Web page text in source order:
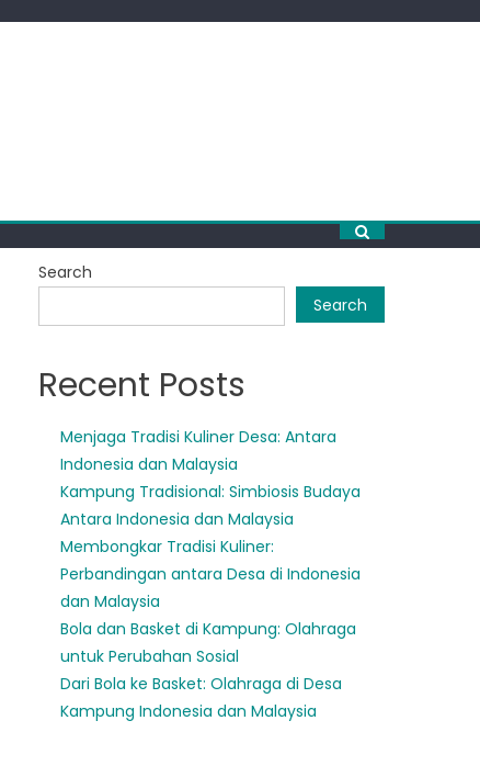
Search
Search
Recent Posts
Menjaga Tradisi Kuliner Desa: Antara
Indonesia dan Malaysia
Kampung Tradisional: Simbiosis Budaya
Antara Indonesia dan Malaysia
Membongkar Tradisi Kuliner:
Perbandingan antara Desa di Indonesia
dan Malaysia
Bola dan Basket di Kampung: Olahraga
untuk Perubahan Sosial
Dari Bola ke Basket: Olahraga di Desa
Kampung Indonesia dan Malaysia